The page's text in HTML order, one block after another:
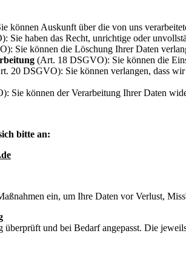
können Auskunft über die von uns
Sie haben das Recht, unrichtige oder
Sie können die Löschung Ihrer Daten
(Art. 18 DSGVO): Sie können die
20 DSGVO): Sie können verlangen, dass
Sie können der Verarbeitung Ihrer Daten
bitte an:
ein, um Ihre Daten vor Verlust,
und bei Bedarf angepasst. Die